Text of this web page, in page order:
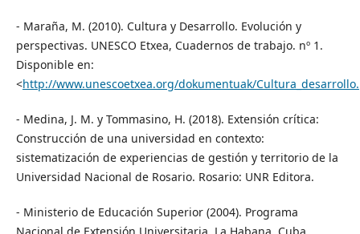
- Maraña, M. (2010). Cultura y Desarrollo. Evolución y
perspectivas. UNESCO Etxea, Cuadernos de trabajo. nº 1.
Disponible en:
<http://www.unescoetxea.org/dokumentuak/
- Medina, J. M. y Tommasino, H. (2018). Extensión crítica:
Construcción de una universidad en contexto:
sistematización de experiencias de gestión y territorio de la
Universidad Nacional de Rosario. Rosario: UNR Editora.
- Ministerio de Educación Superior (2004). Programa